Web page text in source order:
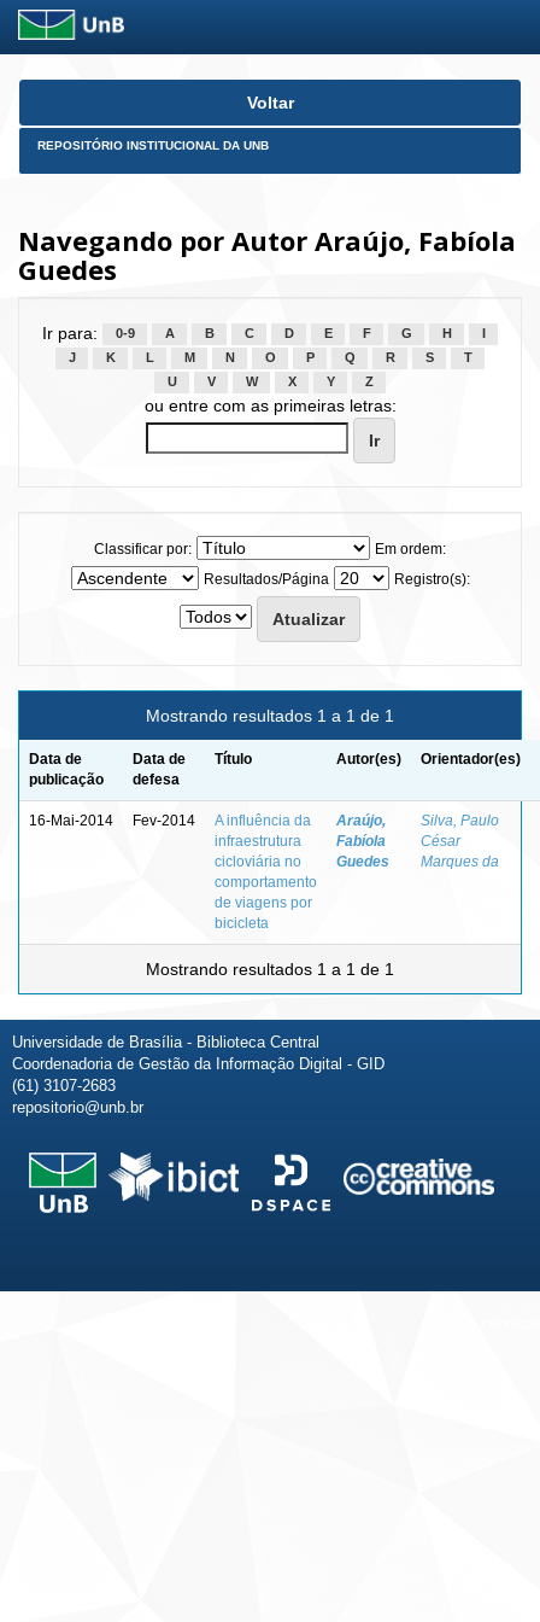
Skip
Voltar
REPOSITÓRIO INSTITUCIONAL DA UNB
Navegando por Autor Araújo, Fabíola
Guedes
Ir para: 0-9 A B C D E F G H
J
K L M N O P Q R S
T
U
V W X Y Z
ou entre com as primeiras letras:
Classificar por:
Em ordem:
Resultados/Página
Registro(s):
Mostrando resultados 1 a 1 de 1
Data de
publicação
Data de
defesa
Título Autor(es) Orientador(es)
16-Mai-2014 Fev-2014
A influência da
infraestrutura
cicloviária no
comportamento
de viagens por
bicicleta
Araújo,
Fabíola
Guedes
Silva, Paulo
César
Marques da
Mostrando resultados 1 a 1 de 1
Universidade de Brasília - Biblioteca Central
Coordenadoria de Gestão da Informação Digital - GID
(61) 3107-2683
repositorio@unb.br